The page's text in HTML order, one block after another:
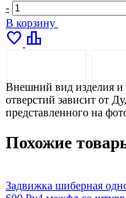
-
В корзину
favorite leaderboard
Внешний вид изделия и
отверстий зависит от
представленного на
Похожие
Задвижка шиберная